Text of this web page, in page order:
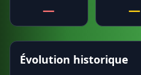
— —
Évolution historique